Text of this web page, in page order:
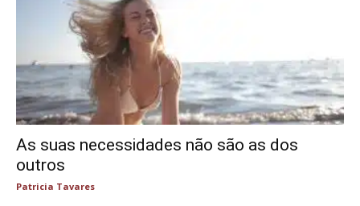
As suas necessidades não são as dos
outros
Patricia Tavares